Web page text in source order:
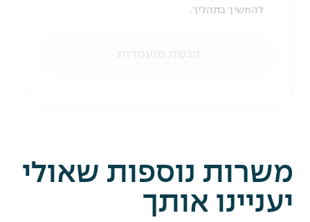
להמשיך בתהליך.
משרות נוספות שאולי
יעניינו אותך